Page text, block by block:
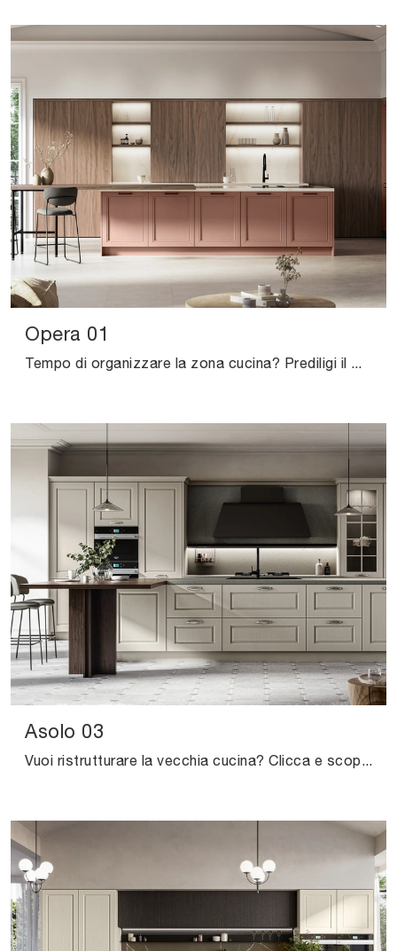
Opera 01
Tempo di organizzare la zona cucina? Prediligi il modello Opera 01 Arredo3 tra le nostre Cucine Classiche con isola.
Asolo 03
Vuoi ristrutturare la vecchia cucina? Clicca e scopri una ricca gamma di soluzioni classiche con isola: Asolo 03 ti sta aspettando!